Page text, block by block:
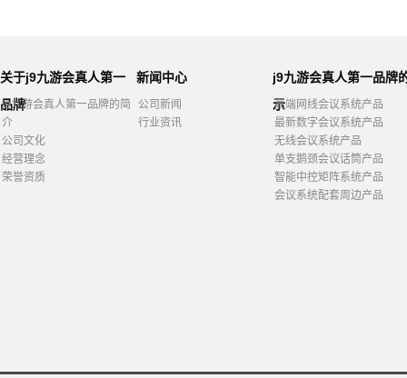
关于j9九游会真人第一
品牌
j9九游会真人第一品牌的简
介
公司文化
经营理念
荣誉资质
新闻中心
公司新闻
行业资讯
j9九游会真人第一品牌
示
高端网线会议系统产品
最新数字会议系统产品
无线会议系统产品
单支鹅颈会议话筒产品
智能中控矩阵系统产品
会议系统配套周边产品